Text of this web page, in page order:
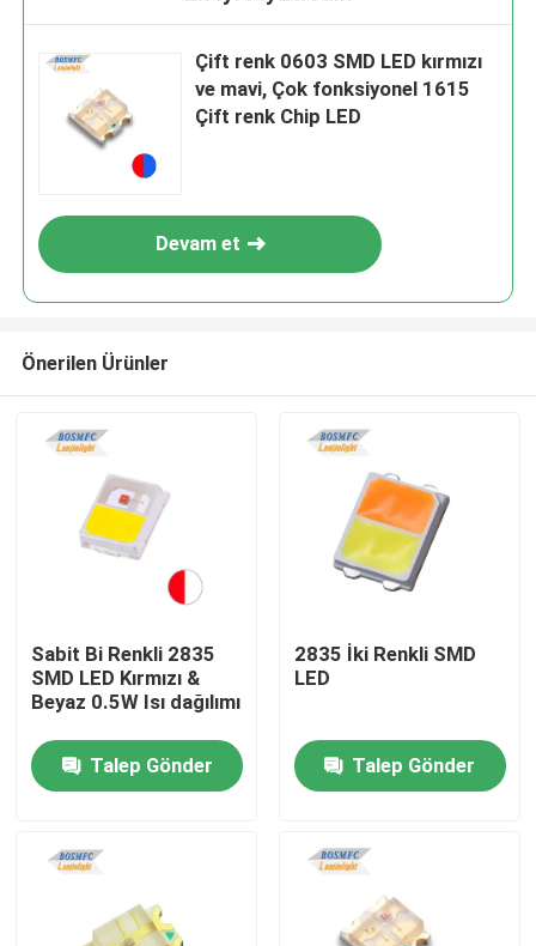
Çift renk 0603 SMD LED kırmızı
ve mavi, Çok fonksiyonel 1615
Çift renk Chip LED
Devam et
Önerilen Ürünler
Sabit Bi Renkli 2835
SMD LED Kırmızı &
Beyaz 0.5W Isı dağılımı
Talep Gönder
2835 İki Renkli SMD
LED
Talep Gönder